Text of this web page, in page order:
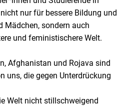
nur für bessere Bildung und
Mädchen, sondern auch
und feministischere Welt.
Afghanistan und Rojava sind
uns, die gegen Unterdrückung
Welt nicht stillschweigend